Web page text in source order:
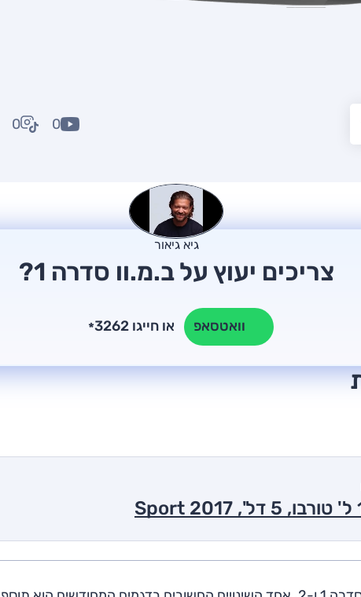
0
0
גיא גיאור
צריכים יעוץ על ב.מ.וו סדרה 1?
וואטסאפ * או חייגו 3262